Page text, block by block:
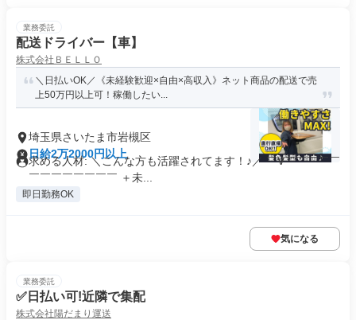
業務委託
配送ドライバー【車】
株式会社ＢＥＬＬＯ
＼日払いOK／《未経験歓迎×自由×高収入》ネット商品の配送で売
上50万円以上可！稼働したい...
埼玉県さいたま市岩槻区
日給2万2000円以上
求める人材: ＼こんな方も活躍されてます！♪／ ￣V￣￣￣￣￣
￣￣￣￣￣￣￣￣ ＋未...
即日勤務OK
気になる
業務委託
✅日払い可!近隣で集配
株式会社陽だまり運送